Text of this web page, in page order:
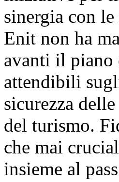
sinergia con
Enit non ha
avanti il
attendibili
sicurezza
del turismo.
che mai
insieme al